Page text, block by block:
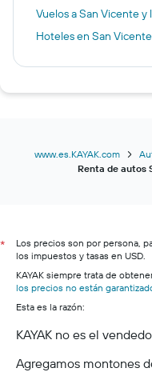
Vuelos a San Vicente y
Hoteles en San
www.es.KAYAK.com
Renta de autos
*
Los precios son por persona,
los impuestos y tasas en USD.
KAYAK siempre trata de
los precios no están
Esta es la razón:
KAYAK no es el
Agregamos montones